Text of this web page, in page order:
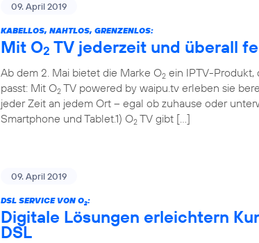
09. April 2019
KABELLOS, NAHTLOS, GRENZENLOS:
Mit O2 TV jederzeit und überall
Ab dem 2. Mai bietet die Marke O2 ein IPTV-Produkt,
passt: Mit O2 TV powered by waipu.tv erleben sie
jeder Zeit an jedem Ort – egal ob zuhause oder
Smartphone und Tablet.1) O2 TV gibt […]
09. April 2019
DSL SERVICE VON O2:
Digitale Lösungen erleichtern
DSL